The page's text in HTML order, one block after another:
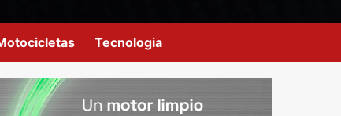
Tecnologia